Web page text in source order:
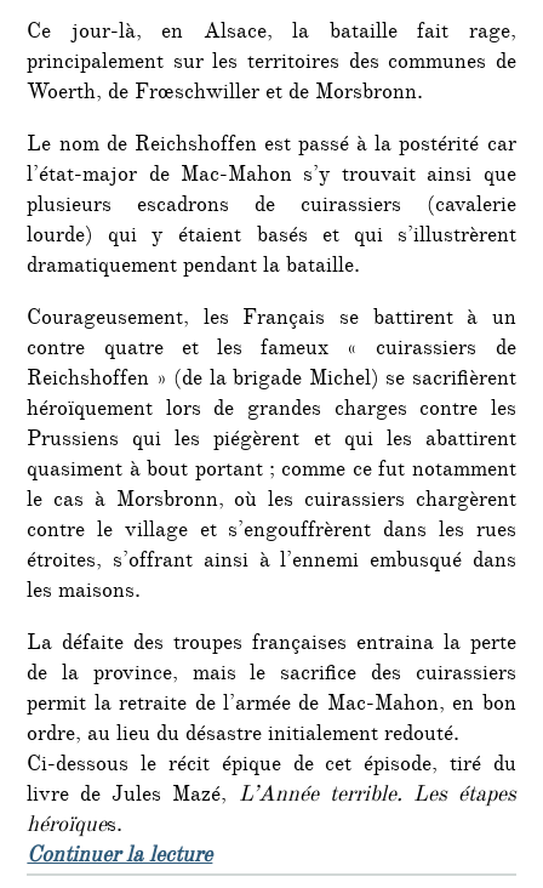
Ce jour-là, en Alsace, la bataille fait rage,
principalement sur les territoires des communes de
Woerth, de Frœschwiller et de Morsbronn.
Le nom de Reichshoffen est passé à la postérité car
l’état-major de Mac-Mahon s’y trouvait ainsi que
plusieurs escadrons de cuirassiers (cavalerie
lourde) qui y étaient basés et qui s’illustrèrent
dramatiquement pendant la bataille.
Courageusement, les Français se battirent à un
contre quatre et les fameux « cuirassiers de
Reichshoffen » (de la brigade Michel) se sacrifièrent
héroïquement lors de grandes charges contre les
Prussiens qui les piégèrent et qui les abattirent
quasiment à bout portant ; comme ce fut notamment
le cas à Morsbronn, où les cuirassiers chargèrent
contre le village et s’engouffrèrent dans les rues
étroites, s’offrant ainsi à l’ennemi embusqué dans
les maisons.
La défaite des troupes françaises entraina la perte
de la province, mais le sacrifice des cuirassiers
permit la retraite de l’armée de Mac-Mahon, en bon
ordre, au lieu du désastre initialement redouté.
Ci-dessous le récit épique de cet épisode, tiré du
livre de Jules Mazé, L’Année terrible. Les étapes
héroïques.
Continuer la lecturede « C’était un 6 août… :